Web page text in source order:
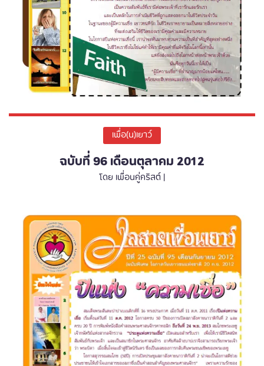
เพื่อ(น)เยาว์
ฉบับที่ 96 เดือนตุลาคม 2012
โดย เพื่อนคู่คริสต์ |